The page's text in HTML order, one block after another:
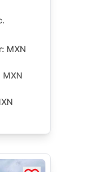
MXN
MXN